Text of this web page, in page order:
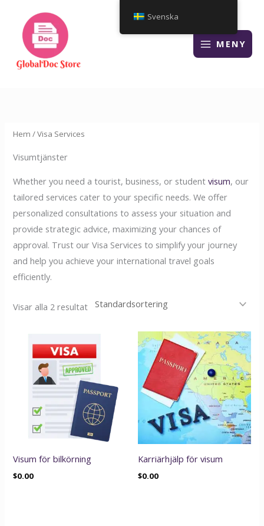
innehåll
MENY
Hem / Visa Services
Visumtjänster
Whether you need a tourist, business, or studentvisum, our
tailored services cater to your specific needs. We offer
personalized consultations to assess your situation and
provide strategic advice, maximizing your chances of
approval. Trust our Visa Services to simplify your journey
and help you achieve your international travel goals
efficiently.
Visar alla 2 resultat
Visum för bilkörning
$0.00
Karriärhjälp för visum
$0.00
Svenska